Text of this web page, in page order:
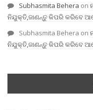
Subhasmita Behera on
ନିଯୁକ୍ତି,ଜାଣନ୍ତୁ କିପରି କରିବେ
Subhasmita Behera on
ନିଯୁକ୍ତି,ଜାଣନ୍ତୁ କିପରି କରିବେ